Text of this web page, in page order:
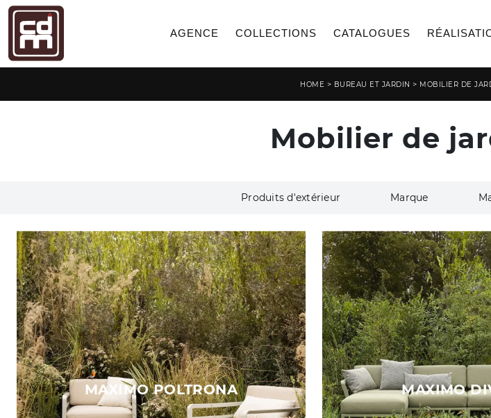
AGENCE COLLECTIONS CATALOGUES
HOME > BUREAU ET JARDIN > MOBILIER DE
Mobilier de
Produits d'extérieur Marque
MAXIMO POLTRONA MAXIMO